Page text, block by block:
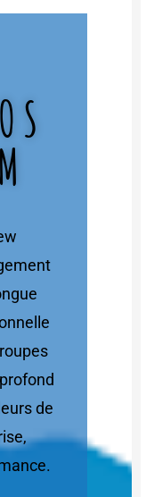
de